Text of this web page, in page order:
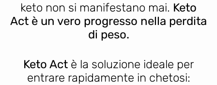
keto non si manifestano mai. Keto
Act è un vero progresso nella perdita
di peso.
Keto Act è la soluzione ideale per
entrare rapidamente in chetosi: